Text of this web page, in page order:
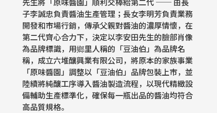
子李誠忠負責醬油生產管理；長女李明芳負責業務
開發和市場行銷，傳承父親對醬油的濃厚情懷，在
第二代齊心合力下，決定以李安田先生的臉部肖像
為品牌標識，用鄉里人稱的「豆油伯」為品牌名
稱，成立六堆釀興業有限公司，將原本的家族事業
「原味醬園」調整以「豆油伯」品牌包裝上市，並
陸續將純釀工序導入醬油製造流程，以現代精緻設
備輔助生產標準化，確保每一瓶出品的醬油均符合
高品質規格。